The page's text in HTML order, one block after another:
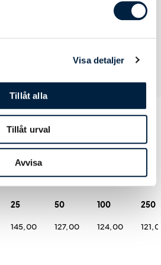
Visa detaljer
Tillåt alla
Tillåt urval
Avvisa
Prislista
25 50 100 250
145,00 127,00 124,00